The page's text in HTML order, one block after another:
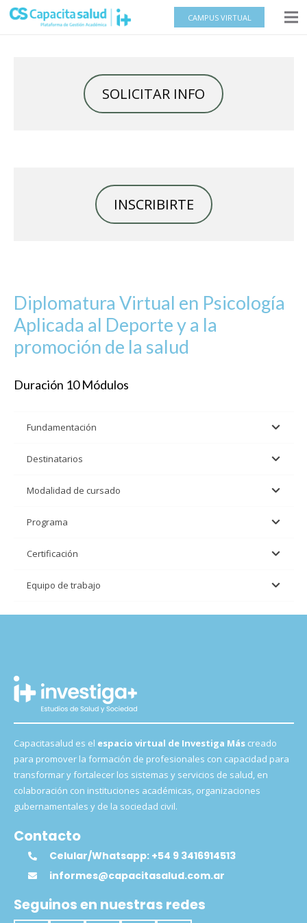
CAMPUS VIRTUAL
SOLICITAR INFO
INSCRIBIRTE
Diplomatura Virtual en Psicología
Aplicada al Deporte y a la
promoción de la salud
Duración 10 Módulos
Fundamentación
Destinatarios
Modalidad de cursado
Programa
Certificación
Equipo de trabajo
Capacitasalud es el espacio virtual de Investiga Máscreado
para promover la formación de profesionales con capacidad para
transformar y fortalecer los sistemas y servicios de salud, en
colaboración con instituciones académicas, organizaciones
gubernamentales y de la sociedad civil.
Contacto
Celular/Whatsapp: +54 9 3416914513
informes@capacitasalud.com.ar
Seguinos en nuestras redes